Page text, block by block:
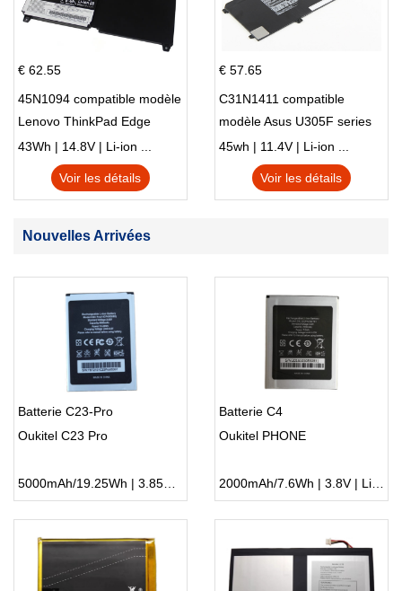
€ 62.55
45N1094 compatible modèle
Lenovo ThinkPad Edge
S230u Twist
43Wh | 14.8V | Li-ion ...
Voir les détails
€ 57.65
C31N1411 compatible
modèle Asus U305F series
45wh | 11.4V | Li-ion ...
Voir les détails
Nouvelles Arrivées
Batterie C23-Pro
Oukitel C23 Pro
5000mAh/19.25Wh | 3.85V | Li-ion ...
Batterie C4
Oukitel PHONE
2000mAh/7.6Wh | 3.8V | Li-ion ...